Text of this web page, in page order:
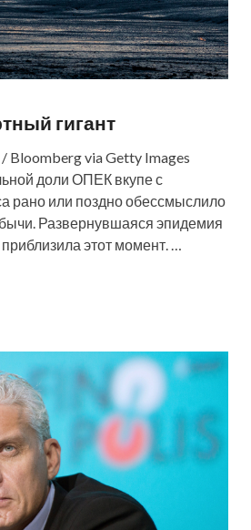
гигант
Bloomberg via Getty Images
доли ОПЕК вкупе с
рано или поздно обессмыслило
Развернувшаяся эпидемия
этот момент. …